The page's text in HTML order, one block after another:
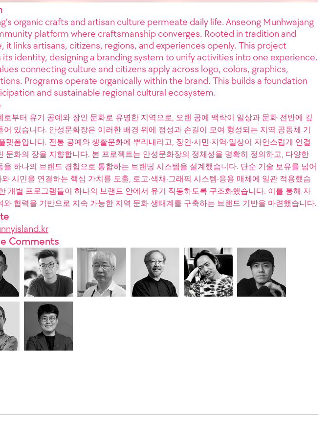
organic crafts and artisan culture permeate daily life. Anseong Munhwajang
platform where craftsmanship converges. Rooted in tradition and
it links artisans, citizens, regions, and experiences openly. This project
its identity, designing a branding system to unify activities into one experience.
connecting culture and citizens apply across logo, colors, graphics,
Programs operate organically within the brand. This builds a foundation
and sustainable regional cultural ecosystem.
로부터 유기 공예와 장인 문화로 유명한 지역으로, 오랜 공예 맥락이 일상과 문화 전반에 깊
어 있습니다. 안성문화장은 이러한 배경 위에 정성과 손길이 모여 형성되는 지역 공동체 기
랫폼입니다. 전통 공예와 생활문화에 뿌리내리고, 장인·시민·지역·일상이 자연스럽게 연결
문화의 장을 지향합니다. 본 프로젝트는 안성문화장의 정체성을 명확히 정의하고, 다양한
을 하나의 브랜드 경험으로 통합하는 브랜딩 시스템을 설계했습니다. 단순 기술 보유를 넘어
시민을 연결하는 핵심 가치를 도출, 로고·색채·그래픽 시스템·응용 매체에 일관 적용했습
개별 프로그램들이 하나의 브랜드 안에서 유기 작동하도록 구조화했습니다. 이를 통해 자
와 협력을 기반으로 지속 가능한 지역 문화 생태계를 구축하는 브랜드 기반을 마련했습니다.
Comments